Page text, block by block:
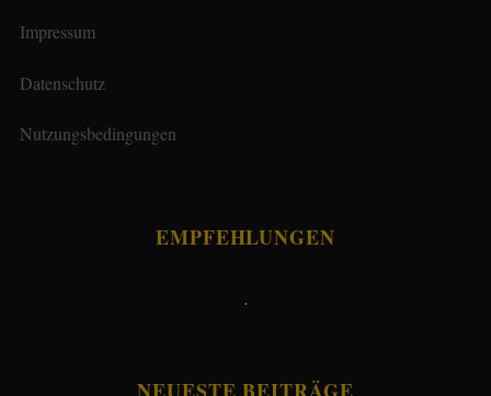
Impressum
Datenschutz
Nutzungsbedingungen
EMPFEHLUNGEN
.